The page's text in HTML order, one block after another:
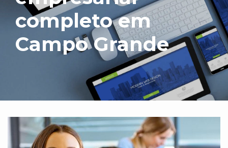
completo em
Campo Grande